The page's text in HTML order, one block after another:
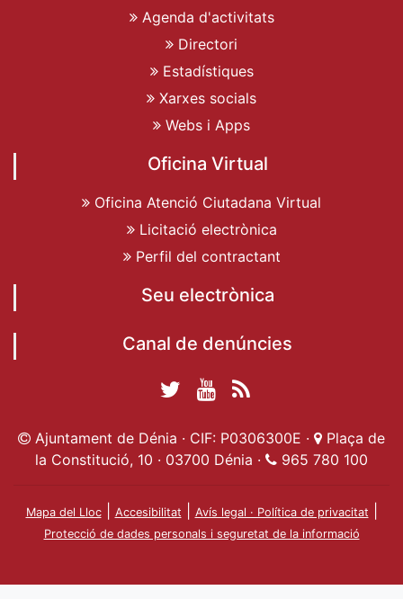
Agenda d'activitats
Directori
Estadístiques
Xarxes socials
Webs i Apps
Oficina Virtual
Oficina Atenció Ciutadana Virtual
Licitació electrònica
Perfil del contractant
Seu electrònica
Canal de denúncies
de Dénia
Twitter Ajuntament
de Dénia
Ajuntament de
Dénia
Actualitat
Ajuntament
Ajuntament de Dénia · CIF: P0306300E ·
Plaça de
la Constitució, 10 · 03700 Dénia ·
965 780 100
Mapa del Lloc| Accesibilitat Avís legal · Política de privacitat
Protecció de dades personals i seguretat de la informació